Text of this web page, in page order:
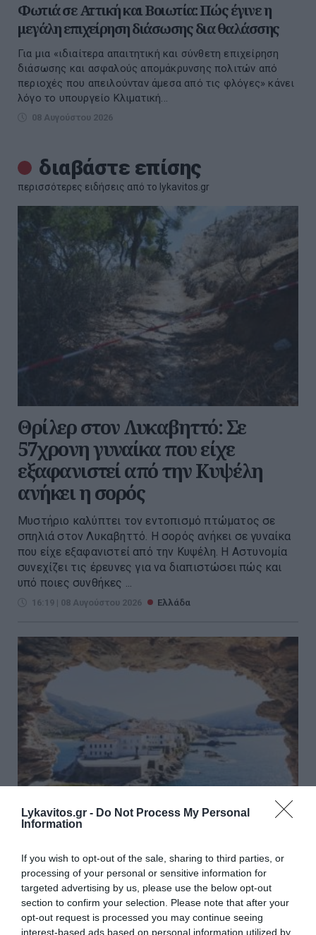
Lykavitos.gr - Do Not Process My Personal
Information
If you wish to opt-out of the sale, sharing to third parties, or
processing of your personal or sensitive information for
targeted advertising by us, please use the below opt-out
section to confirm your selection. Please note that after your
opt-out request is processed you may continue seeing
interest-based ads based on personal information utilized by
Φωτιά σε Αττική και Βοιωτία: Πώς έγινε η
μεγάλη επιχείρηση διάσωσης δια θαλάσσης
Για μια «ιδιαίτερα απαιτητική και σύνθετη επιχείρηση
διάσωσης και ασφαλούς απομάκρυνσης πολιτών από
περιοχές που απειλούνταν άμεσα από τις φλόγες» κάνει
λόγο το υπουργείο Κλιματική...
08 Αυγούστου 2026
διαβάστε επίσης
περισσότερες ειδήσεις από το lykavitos.gr
Θρίλερ στον Λυκαβηττό: Σε
57χρονη γυναίκα που είχε
εξαφανιστεί από την Κυψέλη
ανήκει η σορός
Μυστήριο καλύπτει τον εντοπισμό πτώματος σε
σπηλιά στον Λυκαβηττό. Η σορός ανήκει σε γυναίκα
που είχε εξαφανιστεί από την Κυψέλη. Η Αστυνομία
συνεχίζει τις έρευνες για να διαπιστώσει πώς και
υπό ποιες συνθήκες ...
16:19 | 08 Αυγούστου 2026 Ελλάδα
Άνδρος: Το καταπράσινο
διαμάντι των Κυκλάδων που
μαγεύει κάθε επισκέπτη
Η Άνδρος ξεχωρίζει στις Κυκλάδες για τη φυσική